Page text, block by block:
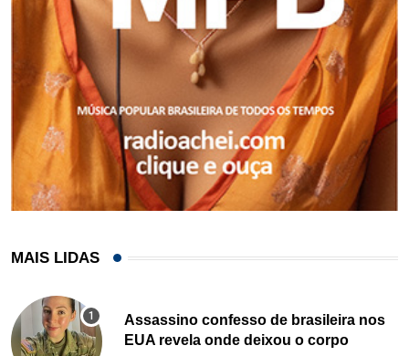
MAIS LIDAS
Assassino confesso de brasileira nos
EUA revela onde deixou o corpo